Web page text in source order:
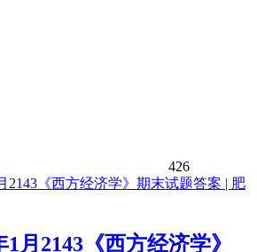
426
1月2143《西方经济学》